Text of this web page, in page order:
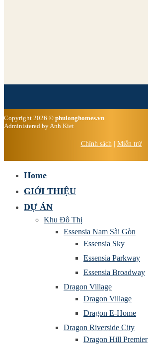
Copyright 2026 © phulonghomes.vn
Administered by Anh Kiet
Chính sách| Miễn trừ
Home
GIỚI THIỆU
DỰ ÁN
Khu Đô Thị
Essensia Nam Sài Gòn
Essensia Sky
Essensia Parkway
Essensia Broadway
Dragon Village
Dragon Village
Dragon E-Home
Dragon Riverside City
Dragon Hill Premier